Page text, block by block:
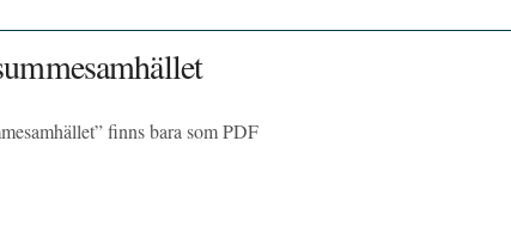
finns bara som PDF